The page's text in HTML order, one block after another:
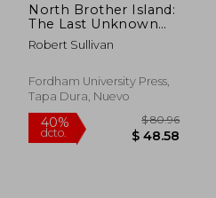
North Brother Island:
The Last Unknown
Place in New York
City (Empire State
Robert Sullivan
Fordham University Press,
Tapa Dura, Nuevo